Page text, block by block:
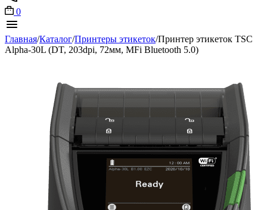
0
Главная/Каталог/Принтеры этикеток/Принтер этикеток TSC
Alpha-30L (DT, 203dpi, 72мм, MFi Bluetooth 5.0)